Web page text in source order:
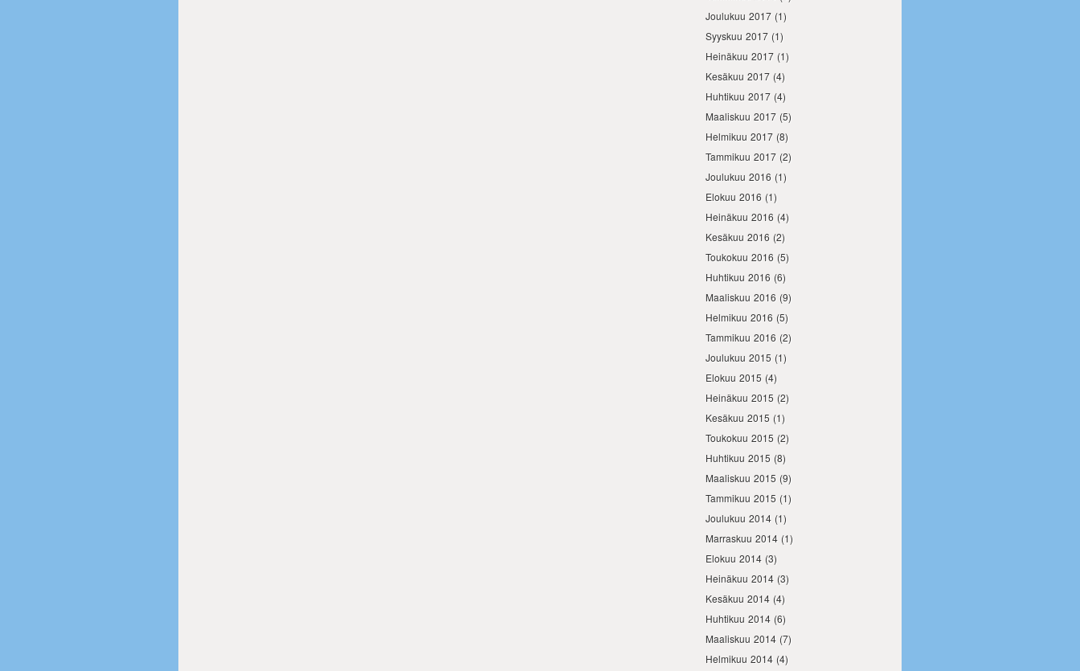
Joulukuu 2017 (1)
Syyskuu 2017 (1)
Heinäkuu 2017 (1)
Kesäkuu 2017 (4)
Huhtikuu 2017 (4)
Maaliskuu 2017 (5)
Helmikuu 2017 (8)
Tammikuu 2017 (2)
Joulukuu 2016 (1)
Elokuu 2016 (1)
Heinäkuu 2016 (4)
Kesäkuu 2016 (2)
Toukokuu 2016 (5)
Huhtikuu 2016 (6)
Maaliskuu 2016 (9)
Helmikuu 2016 (5)
Tammikuu 2016 (2)
Joulukuu 2015 (1)
Elokuu 2015 (4)
Heinäkuu 2015 (2)
Kesäkuu 2015 (1)
Toukokuu 2015 (2)
Huhtikuu 2015 (8)
Maaliskuu 2015 (9)
Tammikuu 2015 (1)
Joulukuu 2014 (1)
Marraskuu 2014 (1)
Elokuu 2014 (3)
Heinäkuu 2014 (3)
Kesäkuu 2014 (4)
Huhtikuu 2014 (6)
Maaliskuu 2014 (7)
Helmikuu 2014 (4)